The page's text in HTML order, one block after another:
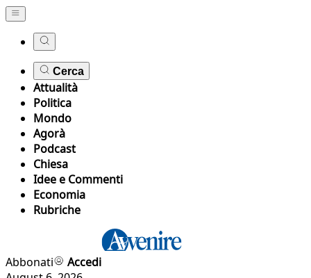
Cerca
Attualità
Politica
Mondo
Agorà
Podcast
Chiesa
Idee e Commenti
Economia
Rubriche
Abbonati
Accedi